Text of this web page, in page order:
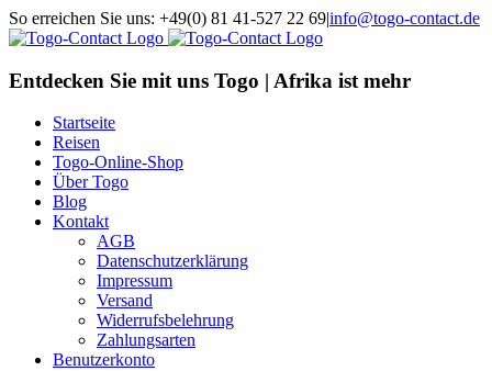
Skip
to
So erreichen Sie uns: +49(0) 81 41-527 22 69|info@togo-contact.de
Facebook
Instagram
Pinterest
X
Rss
E-
Entdecken Sie mit uns Togo | Afrika ist mehr
Startseite
Reisen
Togo-Online-Shop
Über Togo
Blog
Kontakt
AGB
Datenschutzerklärung
Impressum
Versand
Widerrufsbelehrung
Zahlungsarten
Benutzerkonto